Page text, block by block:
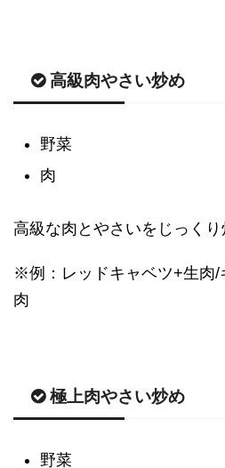
高級肉やさい炒め
野菜
肉
高級な肉とやさいをじっくり
※例：レッドキャベツ+生肉/
肉
極上肉やさい炒め
野菜